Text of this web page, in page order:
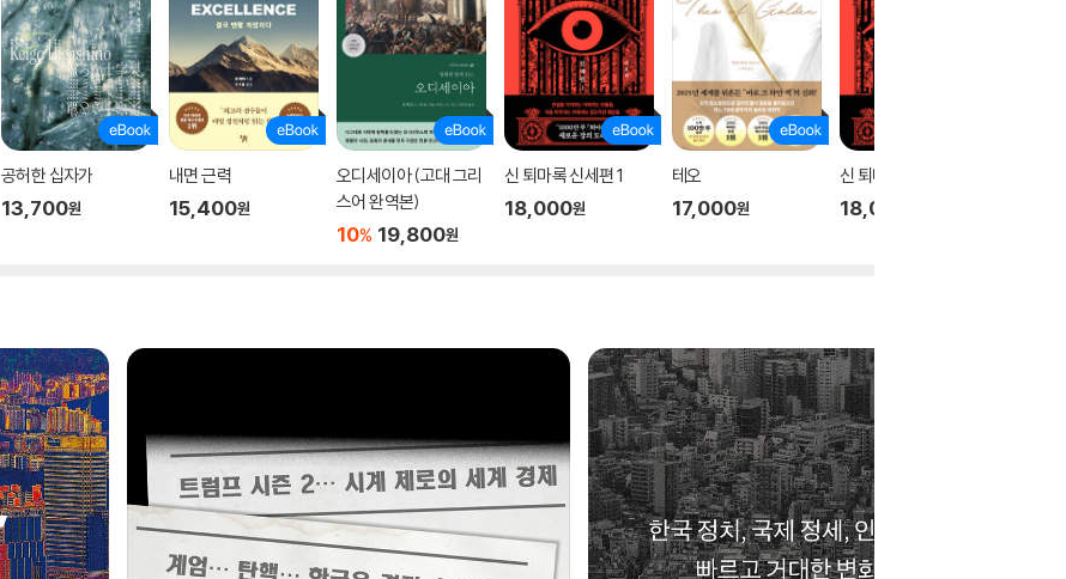
공허한 십자가
13,700원
내면 근력
15,400원
오디세이아 (고대 그리
스어 완역본)
10% 19,800원
신 퇴마록 신세편 1
18,000원
테오
17,000원
신 퇴마록 신세편 3
18,000